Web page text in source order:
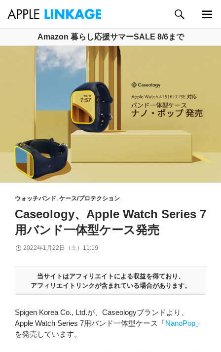
ン
索
Amazon 暮らし応援サマーSALE 8/6まで
ウォッチバンド, ケース/プロテクション
Caseology、Apple Watch Series 7
用バンド一体型ケース発売
2022年1月22日（土）11:19
当サイトはアフィリエイトによる収益を得ており、
アフィリエイトリンクが含まれている場合があります。
Spigen Korea Co., Ltd.が、Caseologyブランドより、
Apple Watch Series 7用バンド一体型ケース「NanoPop 」
を発売しています。